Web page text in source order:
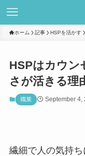
ホーム 記事 HSPを活かす
HSPはカウン
さが活きる理
職業 September 4,
繊細で人の気持